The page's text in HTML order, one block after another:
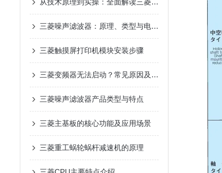
从技术原理到实操：全面解读三菱伺服驱动器的性能优势
三菱噪声滤波器：原理、类型与电磁干扰抑制核心优势解析
三菱触摸屏打印机模块安装步骤
三菱变频器无法启动？常见原因及解决办法
三菱噪声滤波器产品类型与特点
三菱主基板的核心功能及应用场景
三菱重工蜗轮蜗杆减速机的原理